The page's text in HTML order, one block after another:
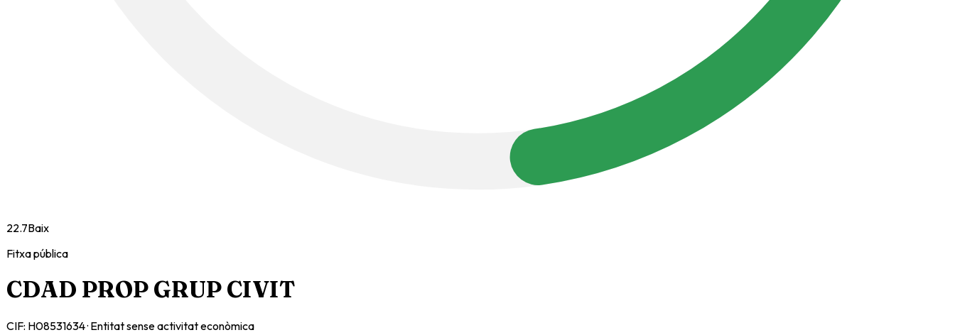
22.7Baix
Fitxa pública
CDAD PROP GRUP CIVIT
CIF: H08531634· Entitat sense activitat econòmica